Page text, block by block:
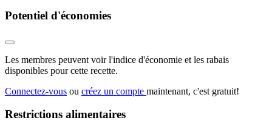
Potentiel d'économies
Les membres peuvent voir l'indice d'économie et les rabais
disponibles pour cette recette.
Connectez-vous ou créez un compte maintenant, c'est gratuit!
Restrictions alimentaires